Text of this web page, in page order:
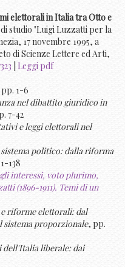
elettorali in Italia tra Otto e
studio "Luigi Luzzatti per la
17 novembre 1995, a
di Scienze Lettere ed Arti,
Leggi pdf
1-6
nel dibattito giuridico in
7-42
e leggi elettorali nel
politico: dalla riforma
138
interessi, voto plurimo,
(1896-1911). Temi di un
riforme elettorali: dal
sistema proporzionale, pp.
dell'Italia liberale: dai